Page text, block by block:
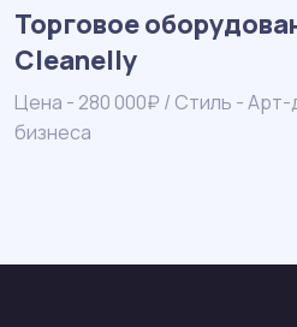
Торговое
Cleanelly
Цена - 280 000₽ / Стиль -
бизнеса